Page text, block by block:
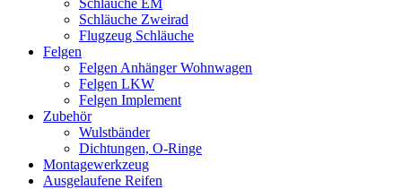
Schläuche EM
Schläuche Zweirad
Flugzeug Schläuche
Felgen
Felgen Anhänger Wohnwagen
Felgen LKW
Felgen Implement
Zubehör
Wulstbänder
Dichtungen, O-Ringe
Montagewerkzeug
Ausgelaufene Reifen